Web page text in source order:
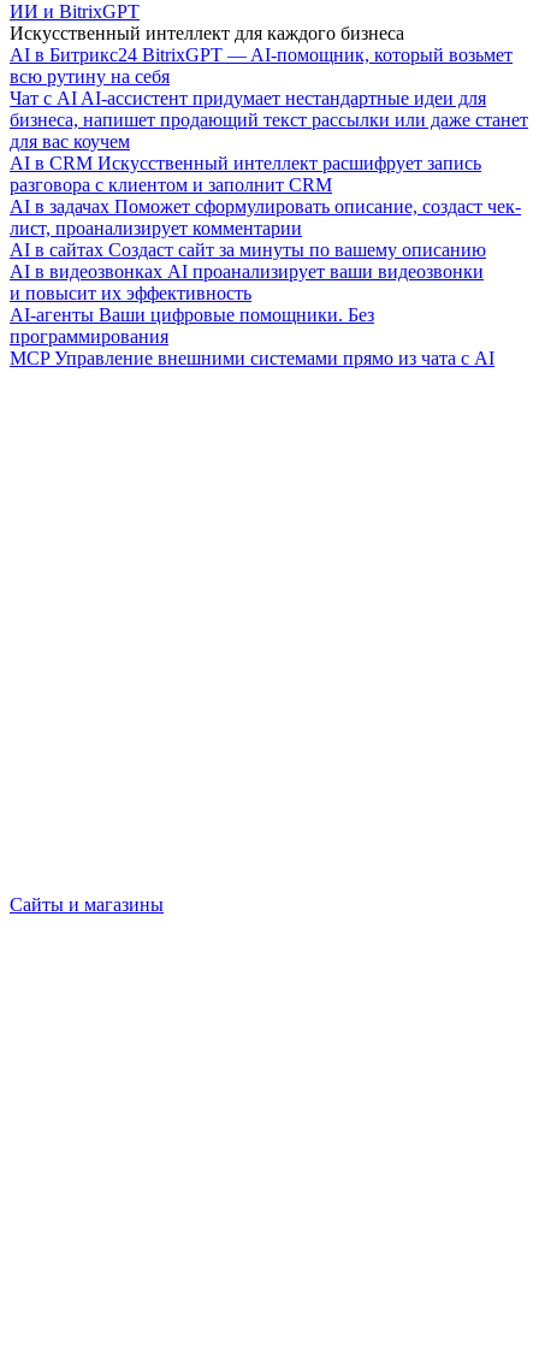
ИИ и BitrixGPT
Искусственный интеллект для каждого бизнеса
AI в Битрикс24 BitrixGPT — AI-помощник, который возьмет
всю рутину на себя
Чат с AI AI-ассистент придумает нестандартные идеи для
бизнеса, напишет продающий текст рассылки или даже станет
для вас коучем
AI в CRM Искусственный интеллект расшифрует запись
разговора с клиентом и заполнит CRM
AI в задачах Поможет сформулировать описание, создаст чек-
лист, проанализирует комментарии
AI в сайтах Создаст сайт за минуты по вашему описанию
AI в видеозвонках AI проанализирует ваши видеозвонки
и повысит их эффективность
AI-агенты Ваши цифровые помощники. Без
программирования
MCP Управление внешними системами прямо из чата с AI
Сайты и магазины